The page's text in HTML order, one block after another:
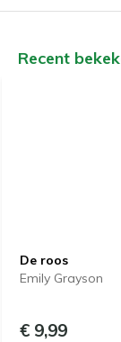
Recent
De roos
Emily Grayson
€ 9,99